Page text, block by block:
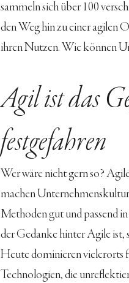
sammeln sich über 100
den Weg hin zu einer agilen
ihren Nutzen. Wie können
Agil ist das
festgefahren
Wer wäre nicht gern so?
machen
Methoden gut und passend
der Gedanke hinter Agile ist,
Heute dominieren vielerorts
Technologien, die